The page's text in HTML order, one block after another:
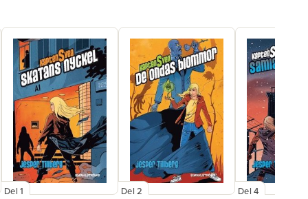
Del 1 Del 2 Del 4